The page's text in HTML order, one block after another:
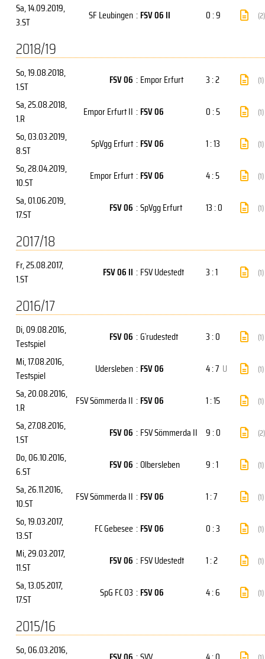
Sa, 14.09.2019,
3.ST
SF Leubingen : FSV 06 II 0 : 9 (2)
2018/19
So, 19.08.2018,
1.ST
FSV 06 : Empor Erfurt 3 : 2 (1)
Sa, 25.08.2018,
1.R
Empor Erfurt II : FSV 06 0 : 5 (1)
So, 03.03.2019,
8.ST
SpVgg Erfurt : FSV 06 1 : 13 (1)
So, 28.04.2019,
10.ST
Empor Erfurt : FSV 06 4 : 5 (1)
Sa, 01.06.2019,
17.ST
FSV 06 :SpVgg Erfurt 13 : 0 (1)
2017/18
Fr, 25.08.2017,
1.ST
FSV 06 II : FSV Udestedt 3 : 1 (1)
2016/17
Di, 09.08.2016,
Testspiel
FSV 06 :G`rudestedt 3 : 0 (1)
Mi, 17.08.2016,
Testspiel
Udersleben : FSV 06 4 : 7 U (1)
Sa, 20.08.2016,
1.R
FSV Sömmerda II : FSV 06 1 : 15 (1)
Sa, 27.08.2016,
1.ST
FSV 06 : FSV Sömmerda II 9 : 0 (2)
Do, 06.10.2016,
6.ST
FSV 06 :Olbersleben 9 : 1 (1)
Sa, 26.11.2016,
10.ST
FSV Sömmerda II : FSV 06 1 : 7 (1)
So, 19.03.2017,
13.ST
FC Gebesee : FSV 06 0 : 3 (1)
Mi, 29.03.2017,
11.ST
FSV 06 : FSV Udestedt 1 : 2 (1)
Sa, 13.05.2017,
17.ST
SpG FC 03 : FSV 06 4 : 6 (1)
2015/16
So, 06.03.2016,